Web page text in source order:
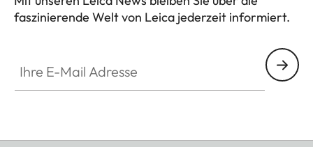
faszinierende Welt von Leica jederzeit informiert.